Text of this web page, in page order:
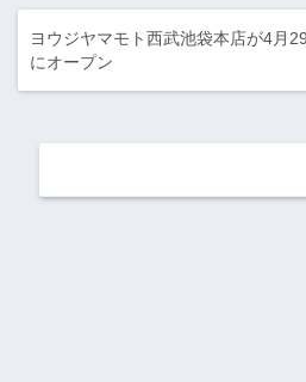
ヨウジヤマモト西武池袋本店が4月
にオープン